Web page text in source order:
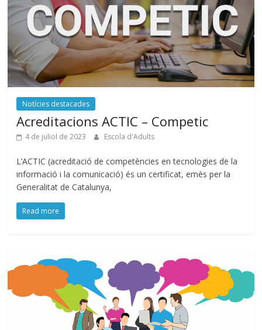
Notícies destacades
Acreditacions ACTIC – Competic
4 de juliol de 2023 Escola d'Adults
L’ACTIC (acreditació de competències en tecnologies de la
informació i la comunicació) és un certificat, emès per la
Generalitat de Catalunya,
Read more